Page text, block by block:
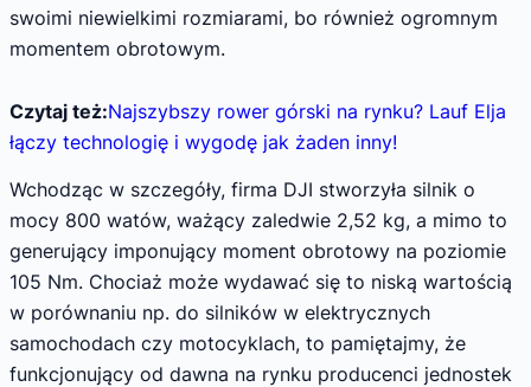
swoimi niewielkimi rozmiarami, bo również ogromnym
momentem obrotowym.
Czytaj też:Najszybszy rower górski na rynku? Lauf Elja
łączy technologię i wygodę jak żaden inny!
Wchodząc w szczegóły, firma DJI stworzyła silnik o
mocy 800 watów, ważący zaledwie 2,52 kg, a mimo to
generujący imponujący moment obrotowy na poziomie
105 Nm. Chociaż może wydawać się to niską wartością
w porównaniu np. do silników w elektrycznych
samochodach czy motocyklach, to pamiętajmy, że
funkcjonujący od dawna na rynku producenci jednostek